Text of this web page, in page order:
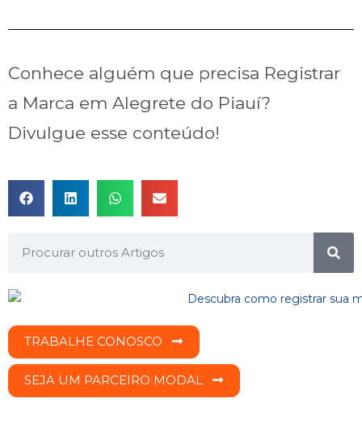
Conhece alguém que precisa Registrar
a Marca em Alegrete do Piauí?
Divulgue esse conteúdo!
TRABALHE CONOSCO
SEJA UM PARCEIRO MODAL